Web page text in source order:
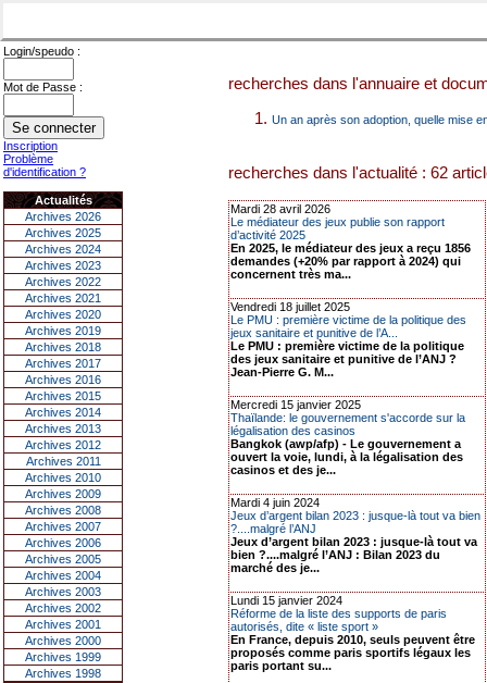
Login/speudo :
Mot de Passe :
Inscription
Problème
d'identification ?
Actualités
Archives 2026
Archives 2025
Archives 2024
Archives 2023
Archives 2022
Archives 2021
Archives 2020
Archives 2019
Archives 2018
Archives 2017
Archives 2016
Archives 2015
Archives 2014
Archives 2013
Archives 2012
Archives 2011
Archives 2010
Archives 2009
Archives 2008
Archives 2007
Archives 2006
Archives 2005
Archives 2004
Archives 2003
Archives 2002
Archives 2001
Archives 2000
Archives 1999
Archives 1998
recherches dans l'annuaire et
Un an après son adoption, quelle mise
recherches dans l'actualité : 62
Mardi 28 avril 2026
Le médiateur des jeux publie son rapport
d’activité 2025
En 2025, le médiateur des jeux a reçu 1856
demandes (+20% par rapport à 2024) qui
concernent très ma...
Vendredi 18 juillet 2025
Le PMU : première victime de la politique des
jeux sanitaire et punitive de l’A...
Le PMU : première victime de la politique
des jeux sanitaire et punitive de l’ANJ ?
Jean-Pierre G. M...
Mercredi 15 janvier 2025
Thaïlande: le gouvernement s'accorde sur la
légalisation des casinos
Bangkok (awp/afp) - Le gouvernement a
ouvert la voie, lundi, à la légalisation des
casinos et des je...
Mardi 4 juin 2024
Jeux d’argent bilan 2023 : jusque-là tout va bien
?....malgré l’ANJ
Jeux d’argent bilan 2023 : jusque-là tout va
bien ?....malgré l’ANJ : Bilan 2023 du
marché des je...
Lundi 15 janvier 2024
Réforme de la liste des supports de paris
autorisés, dite « liste sport »
En France, depuis 2010, seuls peuvent être
proposés comme paris sportifs légaux les
paris portant su...